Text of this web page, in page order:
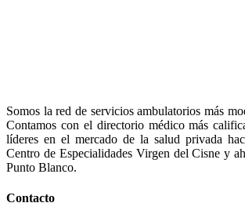
Somos la red de servicios ambulatorios más
Contamos con el directorio médico más
líderes en el mercado de la salud privada
Centro de Especialidades Virgen del Cisne y
Punto Blanco.
Contacto